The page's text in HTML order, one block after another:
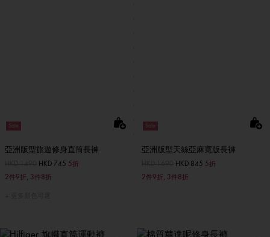
Sale
亞洲版型旅遊修身直筒長褲
至HKD 745 5折
2件9折, 3件8折
Sale
亞洲版型天絲亞麻寬版長褲
至HKD 845 5折
2件9折, 3件8折